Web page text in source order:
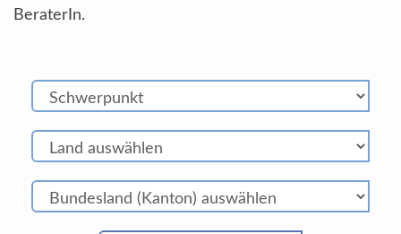
BeraterIn.